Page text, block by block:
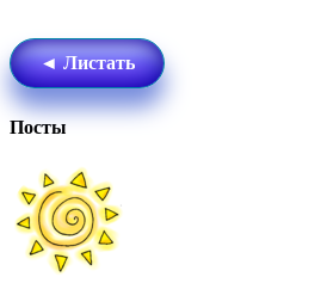
◄ Листать
Посты